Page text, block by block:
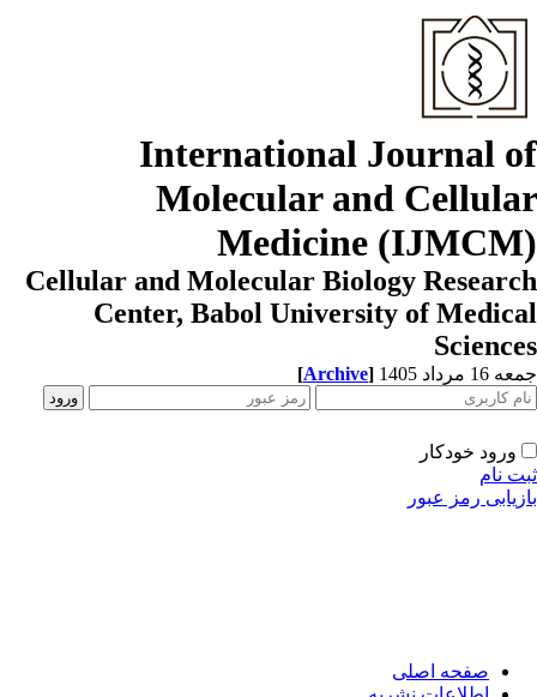
International Journal
Molecular and
Medicine
Cellular and Molecular Biology
Center, Babol University of
مرداد 1405 [Archive]
ورود خودکار
نام
رمز عبور
صفحه اصلی